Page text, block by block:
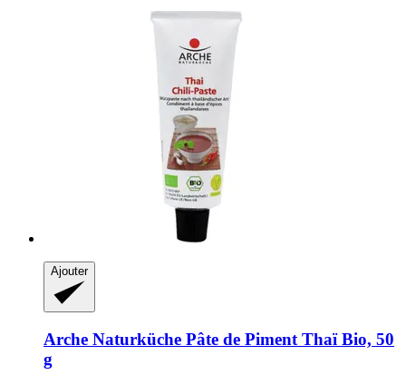
Ajouter
Arche Naturküche Pâte de Piment Thaï Bio, 50
g